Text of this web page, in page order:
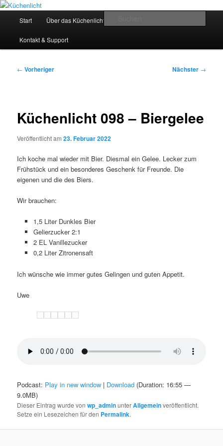
Zum
springenKüchenlicht
Der Mitkochpodcast
Start Über das Küchenlicht
Kontakt & Support
Beitragsnavigation
← Vorheriger Nächster →
Küchenlicht 098 – Biergelee
Veröffentlicht am23. Februar 2022
Ich koche mal wieder mit Bier. Diesmal ein Gelee. Lecker zum
Frühstück und ein besonderes Geschenk für Freunde. Die
eigenen und die des Biers.
Wir brauchen:
1,5 Liter Dunkles Bier
Gelierzucker 2:1
2 EL Vanillezucker
0,2 Liter Zitronensaft
Ich wünsche wie immer gutes Gelingen und guten Appetit.
Uwe
Podcast: Play in new window | Download (Duration: 16:55 —
9.0MB)
Dieser Eintrag wurde vonwp_adminunterAllgemeinveröffentlicht.
Setze ein Lesezeichen für den Permalink.